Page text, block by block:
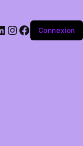
Connexion